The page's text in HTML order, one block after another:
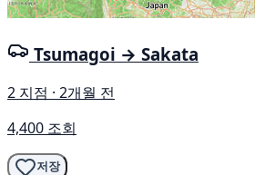
Tsumagoi → Sakata
2 지점 · 2개월 전
4,400 조회
저장